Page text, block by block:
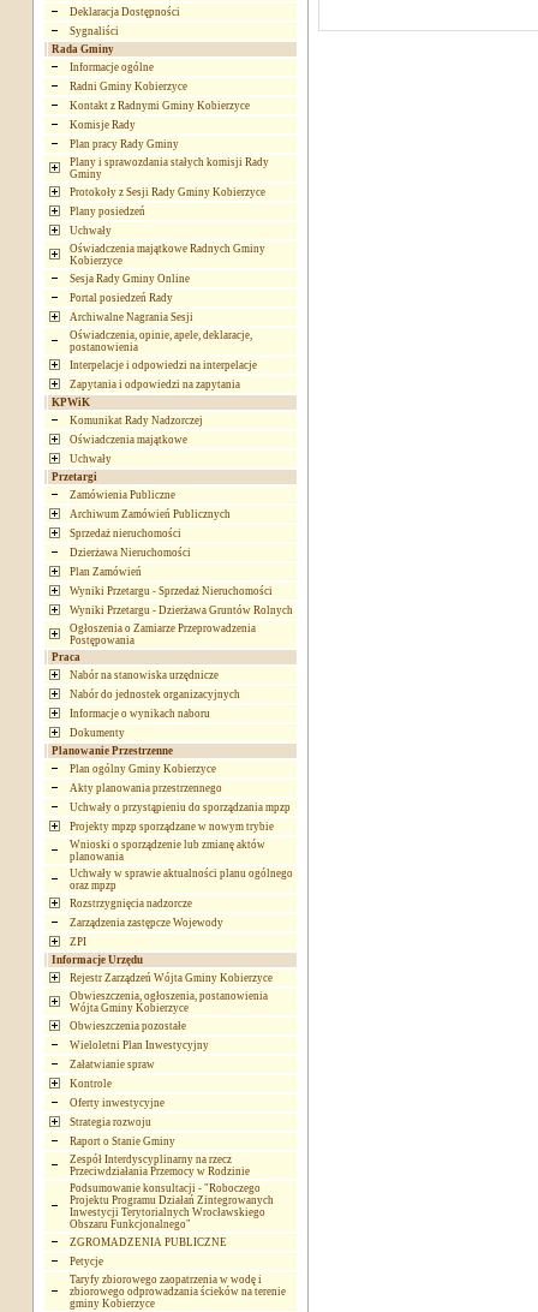
Deklaracja Dostępności
Sygnaliści
Rada Gminy
Informacje ogólne
Radni Gminy Kobierzyce
Kontakt z Radnymi Gminy Kobierzyce
Komisje Rady
Plan pracy Rady Gminy
Plany i sprawozdania stałych komisji Rady
Gminy
Protokoły z Sesji Rady Gminy Kobierzyce
Plany posiedzeń
Uchwały
Oświadczenia majątkowe Radnych Gminy
Kobierzyce
Sesja Rady Gminy Online
Portal posiedzeń Rady
Archiwalne Nagrania Sesji
Oświadczenia, opinie, apele, deklaracje,
postanowienia
Interpelacje i odpowiedzi na interpelacje
Zapytania i odpowiedzi na zapytania
KPWiK
Komunikat Rady Nadzorczej
Oświadczenia majątkowe
Uchwały
Przetargi
Zamówienia Publiczne
Archiwum Zamówień Publicznych
Sprzedaż nieruchomości
Dzierżawa Nieruchomości
Plan Zamówień
Wyniki Przetargu - Sprzedaż Nieruchomości
Wyniki Przetargu - Dzierżawa Gruntów Rolnych
Ogłoszenia o Zamiarze Przeprowadzenia
Postępowania
Praca
Nabór na stanowiska urzędnicze
Nabór do jednostek organizacyjnych
Informacje o wynikach naboru
Dokumenty
Planowanie Przestrzenne
Plan ogólny Gminy Kobierzyce
Akty planowania przestrzennego
Uchwały o przystąpieniu do sporządzania mpzp
Projekty mpzp sporządzane w nowym trybie
Wnioski o sporządzenie lub zmianę aktów
planowania
Uchwały w sprawie aktualności planu ogólnego
oraz mpzp
Rozstrzygnięcia nadzorcze
Zarządzenia zastępcze Wojewody
ZPI
Informacje Urzędu
Rejestr Zarządzeń Wójta Gminy Kobierzyce
Obwieszczenia, ogłoszenia, postanowienia
Wójta Gminy Kobierzyce
Obwieszczenia pozostałe
Wieloletni Plan Inwestycyjny
Załatwianie spraw
Kontrole
Oferty inwestycyjne
Strategia rozwoju
Raport o Stanie Gminy
Zespół Interdyscyplinarny na rzecz
Przeciwdziałania Przemocy w Rodzinie
Podsumowanie konsultacji - "Roboczego
Projektu Programu Działań Zintegrowanych
Inwestycji Terytorialnych Wrocławskiego
Obszaru Funkcjonalnego"
ZGROMADZENIA PUBLICZNE
Petycje
Taryfy zbiorowego zaopatrzenia w wodę i
zbiorowego odprowadzania ścieków na terenie
gminy Kobierzyce